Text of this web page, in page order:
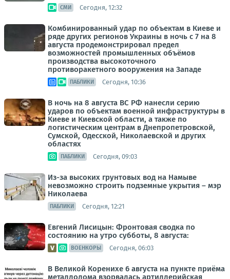
СМИ Сегодня, 12:32
Комбинированный удар по объектам в Киеве и
ряде других регионов Украины в ночь с 7 на 8
августа продемонстрировал предел
возможностей промышленных объёмов
производства высокоточного
противоракетного вооружения на Западе
ПАБЛИКИ Сегодня, 10:36
В ночь на 8 августа ВС РФ нанесли серию
ударов по объектам военной инфраструктуры в
Киеве и Киевской области, а также по
логистическим центрам в Днепропетровской,
Сумской, Одесской, Николаевской и других
областях
ПАБЛИКИ Сегодня, 09:03
Из-за высоких грунтовых вод на Намыве
невозможно строить подземные укрытия – мэр
Николаева
ПАБЛИКИ Сегодня, 12:21
Евгений Лисицын: Фронтовая сводка по
состоянию на утро субботы, 8 августа:
ВОЕНКОРЫ Сегодня, 06:03
В Великой Коренихе 6 августа на пункте приёма
металлолома взорвалась артиллерийская